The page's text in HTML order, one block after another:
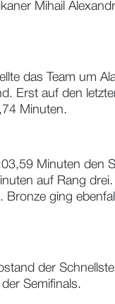
Mihail
das Team um
Erst auf den
Minuten.
Minuten den
auf Rang
Bronze ging
der
Semifinals.